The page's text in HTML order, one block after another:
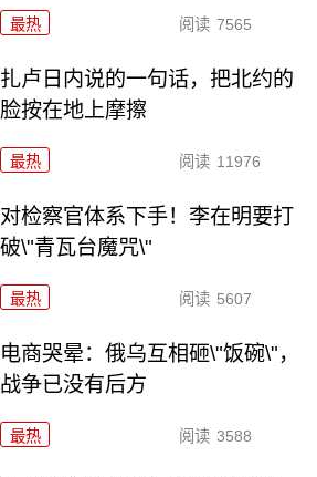
最热 阅读 7565
扎卢日内说的一句话，把北约的
脸按在地上摩擦
最热 阅读 11976
对检察官体系下手！李在明要打
破\"青瓦台魔咒\"
最热 阅读 5607
电商哭晕：俄乌互相砸\"饭碗\"，
战争已没有后方
最热 阅读 3588